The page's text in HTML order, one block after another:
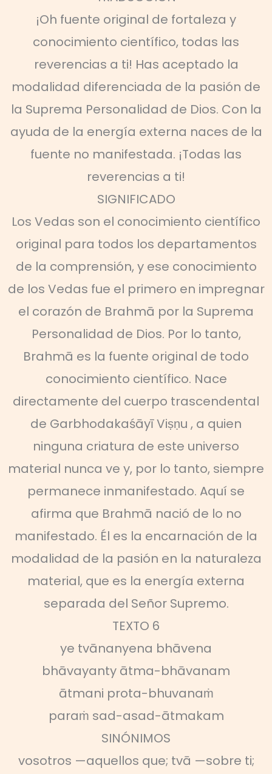
¡Oh fuente original de fortaleza y
conocimiento científico, todas las
reverencias a ti! Has aceptado la
modalidad diferenciada de la pasión de
la Suprema Personalidad de Dios. Con la
ayuda de la energía externa naces de la
fuente no manifestada. ¡Todas las
reverencias a ti!
SIGNIFICADO
Los Vedas son el conocimiento científico
original para todos los departamentos
de la comprensión, y ese conocimiento
de los Vedas fue el primero en impregnar
el corazón de Brahmā por la Suprema
Personalidad de Dios. Por lo tanto,
Brahmā es la fuente original de todo
conocimiento científico. Nace
directamente del cuerpo trascendental
de Garbhodakaśāyī Viṣṇu , a quien
ninguna criatura de este universo
material nunca ve y, por lo tanto, siempre
permanece inmanifestado. Aquí se
afirma que Brahmā nació de lo no
manifestado. Él es la encarnación de la
modalidad de la pasión en la naturaleza
material, que es la energía externa
separada del Señor Supremo.
TEXTO 6
ye tvānanyena bhāvena
bhāvayanty ātma-bhāvanam
ātmani prota-bhuvanaṁ
paraṁ sad-asad-ātmakam
SINÓNIMOS
vosotros —aquellos que; tvā —sobre ti;